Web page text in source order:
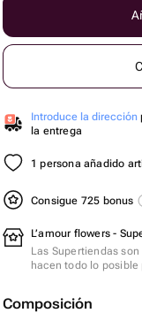
Introduce la dirección
la entrega
1 persona añadido
Consigue 725 bonus
L’amour flowers -
Las Supertiendas
hacen todo lo
Composición